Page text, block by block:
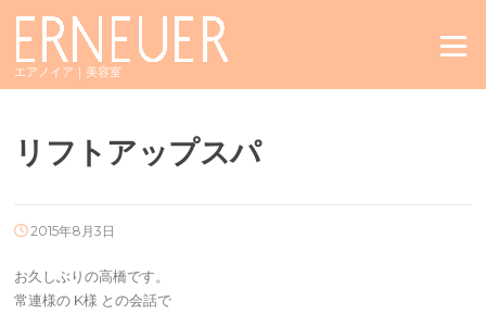
content
エアノイア｜美容室
Menu
リフトアップスパ
2015年8月3日
お久しぶりの高橋です。
常連様の K様 との会話で